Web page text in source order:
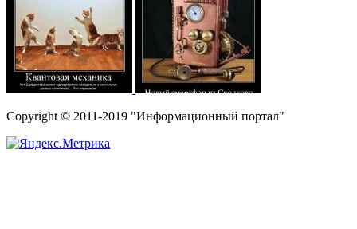
Copyright © 2011-2019 "Информационный портал"